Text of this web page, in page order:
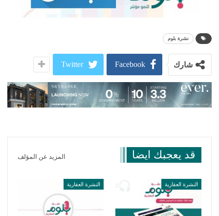
نشرة بلوم
شارك Facebook
Twitter
قد يعجبك ايضا المزيد عن المؤلف
النشرة العقارية النشرة العقارية